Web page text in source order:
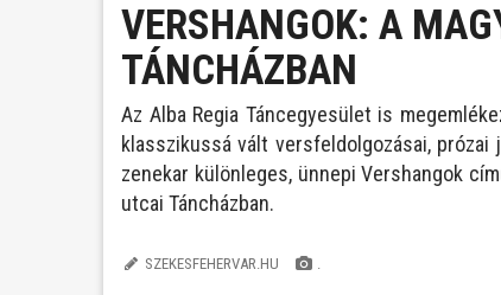
VERSHANGOK: A
TÁNCHÁZBAN
Az Alba Regia Táncegyesület is
klasszikussá vált versfeldolgozásai,
zenekar különleges, ünnepi Vershangok
utcai Táncházban.
SZEKESFEHERVAR.HU .